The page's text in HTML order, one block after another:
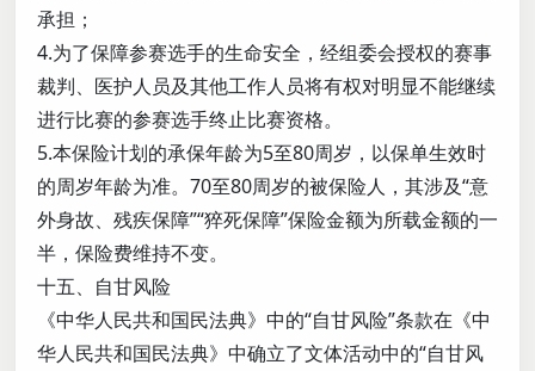
承担；
4.为了保障参赛选手的生命安全，经组委会授权的赛事
裁判、医护人员及其他工作人员将有权对明显不能继续
进行比赛的参赛选手终止比赛资格。
5.本保险计划的承保年龄为5至80周岁，以保单生效时
的周岁年龄为准。70至80周岁的被保险人，其涉及“意
外身故、残疾保障”“猝死保障”保险金额为所载金额的一
半，保险费维持不变。
十五、自甘风险
《中华人民共和国民法典》中的“自甘风险”条款在《中
华人民共和国民法典》中确立了文体活动中的“自甘风